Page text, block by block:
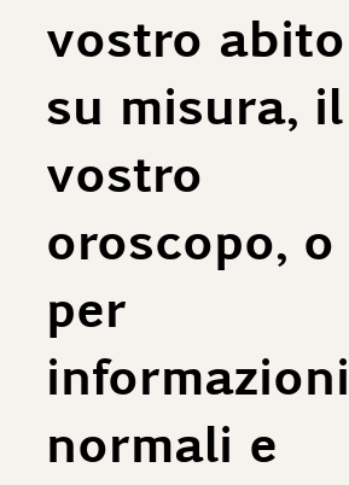
vostro abito
su misura, il
vostro
oroscopo, o
per
informazioni
normali e